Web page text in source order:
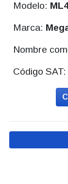
Modelo:
Marca:
Nombre
Código